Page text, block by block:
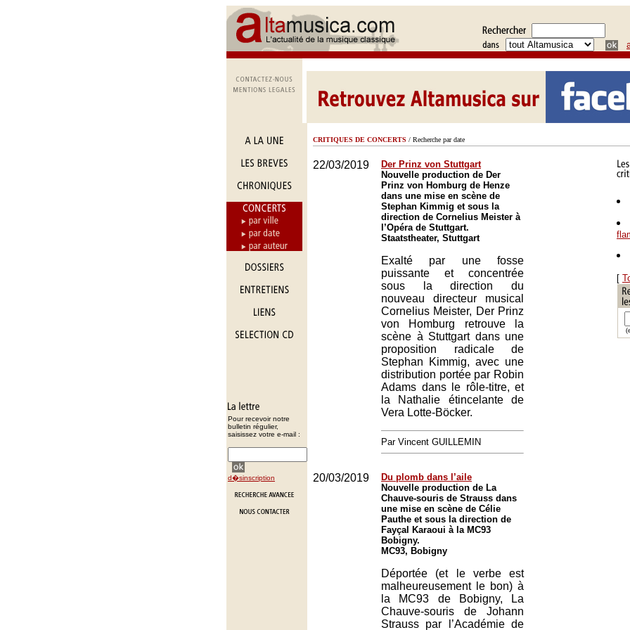
Pour recevoir notre
bulletin régulier,
saisissez votre e-mail :
d�sinscription
CRITIQUES DE CONCERTS / Recherche par date
22/03/2019
Der Prinz von Stuttgart
Nouvelle production de Der
Prinz von Homburg de Henze
dans une mise en scène de
Stephan Kimmig et sous la
direction de Cornelius Meister à
l’Opéra de Stuttgart.
Staatstheater, Stuttgart
Exalté par une fosse
puissante et concentrée
sous la direction du
nouveau directeur musical
Cornelius Meister, Der Prinz
von Homburg retrouve la
scène à Stuttgart dans une
proposition radicale de
Stephan Kimmig, avec une
distribution portée par Robin
Adams dans le rôle-titre, et
la Nathalie étincelante de
Vera Lotte-Böcker.
Par Vincent GUILLEMIN
20/03/2019
Du plomb dans l’aile
Nouvelle production de La
Chauve-souris de Strauss dans
une mise en scène de Célie
Pauthe et sous la direction de
Fayçal Karaoui à la MC93
Bobigny.
MC93, Bobigny
Déportée (et le verbe est
malheureusement le bon) à
la MC93 de Bobigny, La
Chauve-souris de Johann
Strauss par l’Académie de
[